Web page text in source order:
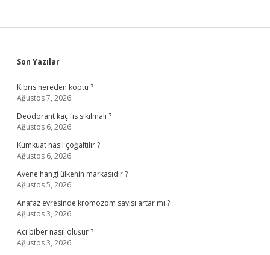
Sidebar
Son Yazılar
Kıbrıs nereden koptu ?
Ağustos 7, 2026
Deodorant kaç fıs sıkılmalı ?
Ağustos 6, 2026
Kumkuat nasıl çoğaltılır ?
Ağustos 6, 2026
Avene hangi ülkenin markasıdır ?
Ağustos 5, 2026
Anafaz evresinde kromozom sayısı artar mı ?
Ağustos 3, 2026
Acı biber nasıl oluşur ?
Ağustos 3, 2026